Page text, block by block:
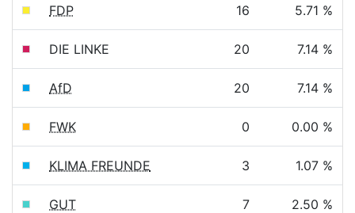
FDP 16 5.71 %
DIE LINKE 20 7.14 %
AfD 20 7.14 %
FWK 0 0.00 %
KLIMA FREUNDE 3 1.07 %
GUT 7 2.50 %